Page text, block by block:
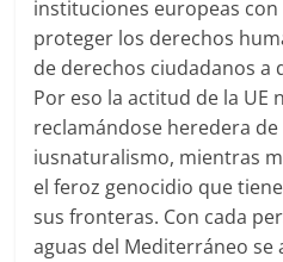
instituciones europeas
proteger los derechos
de derechos ciudadanos a
Por eso la actitud de la UE
reclamándose heredera
iusnaturalismo, mientras
el feroz genocidio que
sus fronteras. Con cada
aguas del Mediterráneo